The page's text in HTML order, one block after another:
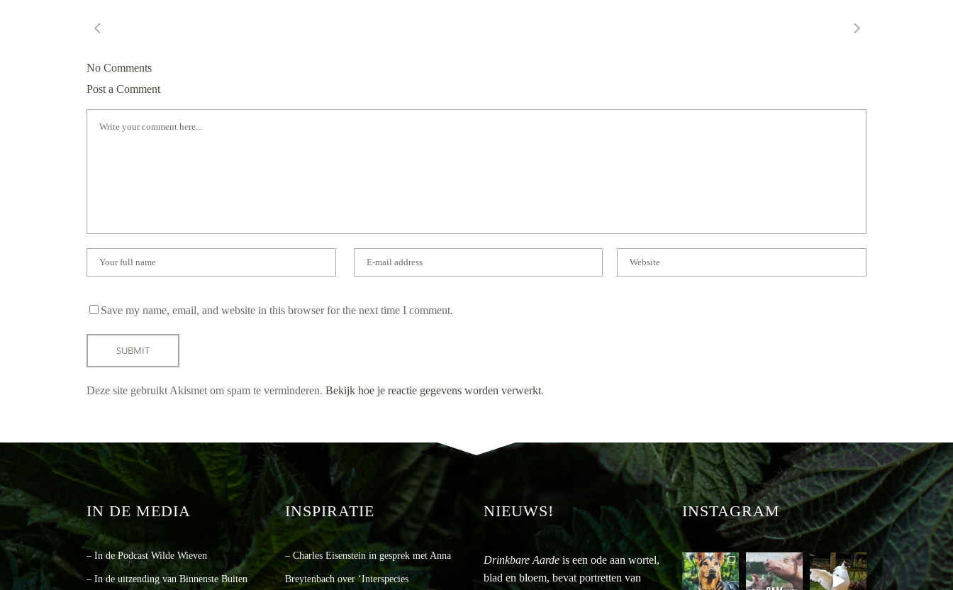
No Comments
Post a Comment
Save my name, email, and website in this browser for the next time I comment.
Deze site gebruikt Akismet om spam te verminderen. Bekijk hoe je reactie gegevens worden verwerkt.
IN DE MEDIA
– In de Podcast Wilde Wieven
– In de uitzending van Binnenste Buiten
INSPIRATIE
– Charles Eisenstein in gesprek met Anna
Breytenbach over ‘Interspecies
NIEUWS!
Drinkbare Aarde is een ode aan wortel,
blad en bloem, bevat portretten van
INSTAGRAM